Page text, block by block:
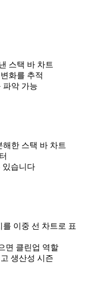
스택 바 차트
화를 추적
파악 가능
해한 스택 바 차트
있습니다
를 이중 선 차트로 표
면 클린업 역할
생산성 시즌